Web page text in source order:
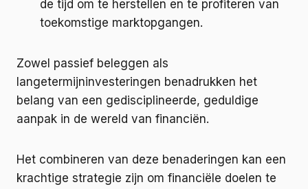
de tijd om te herstellen en te profiteren van
toekomstige marktopgangen.
Zowel passief beleggen als
langetermijninvesteringen benadrukken het
belang van een gedisciplineerde, geduldige
aanpak in de wereld van financiën.
Het combineren van deze benaderingen kan een
krachtige strategie zijn om financiële doelen te